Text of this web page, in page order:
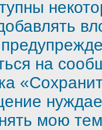
на
мою